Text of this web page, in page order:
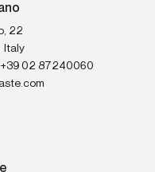
22
Italy
+39 02 87240060